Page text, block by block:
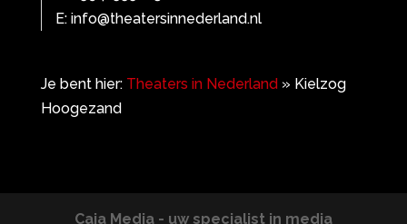
E: info@theatersinnederland.nl
Je bent hier: Theaters in Nederland» Kielzog
Hoogezand
Caja Media - uw specialist in media